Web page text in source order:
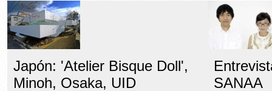
Japón: 'Atelier Bisque Doll',
Minoh, Osaka, UID
SANAA